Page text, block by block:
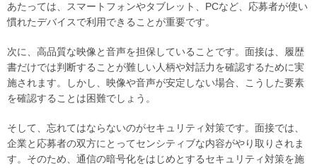
あたっては、スマートフォンやタブレット、PCなど、応募者が使い
慣れたデバイスで利用できることが重要です。
次に、高品質な映像と音声を担保していることです。面接は、履歴
書だけでは判断することが難しい人柄や対話力を確認するために実
施されます。しかし、映像や音声が安定しない場合、こうした要素
を確認することは困難でしょう。
そして、忘れてはならないのがセキュリティ対策です。面接では、
企業と応募者の双方にとってセンシティブな内容がやり取りされま
す。そのため、通信の暗号化をはじめとするセキュリティ対策を施